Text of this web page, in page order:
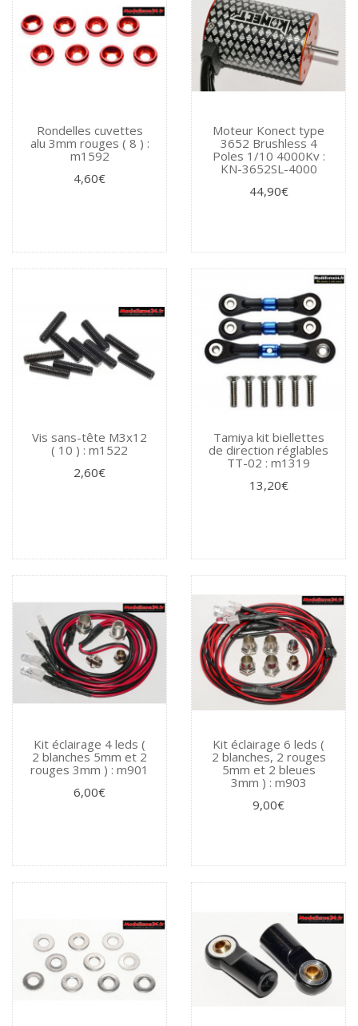
Rondelles cuvettes
alu 3mm rouges ( 8 ) :
m1592
4,60€
Moteur Konect type
3652 Brushless 4
Poles 1/10 4000Kv :
KN-3652SL-4000
44,90€
Vis sans-tête M3x12
( 10 ) : m1522
2,60€
Tamiya kit biellettes
de direction réglables
TT-02 : m1319
13,20€
Kit éclairage 4 leds (
2 blanches 5mm et 2
rouges 3mm ) : m901
6,00€
Kit éclairage 6 leds (
2 blanches, 2 rouges
5mm et 2 bleues
3mm ) : m903
9,00€